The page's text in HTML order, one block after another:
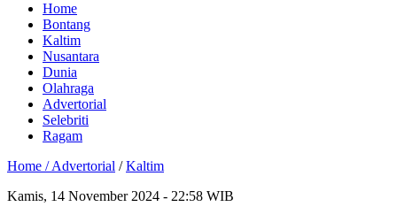
Home
Bontang
Kaltim
Nusantara
Dunia
Olahraga
Advertorial
Selebriti
Ragam
Home /Advertorial /Kaltim
Kamis, 14 November 2024 - 22:58 WIB